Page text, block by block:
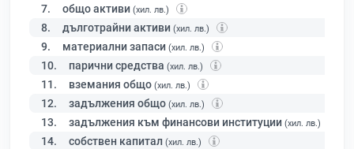
7. общо активи (хил. лв.)
8. дълготрайни активи (хил. лв.)
9. материални запаси (хил. лв.)
10. парични средства (хил. лв.)
11. вземания общо (хил. лв.)
12. задължения общо (хил. лв.)
13. задължения към финансови институции (хил. лв.)
14. собствен капитал (хил. лв.)